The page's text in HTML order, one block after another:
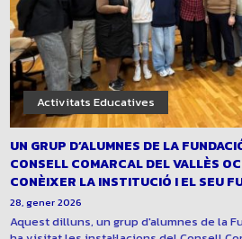
UN GRUP D’ALUMNES DE LA
CONSELL COMARCAL DEL VALLÈS
CONÈIXER LA INSTITUCIÓ I EL SEU
28, gener 2026
Activitats Educatives